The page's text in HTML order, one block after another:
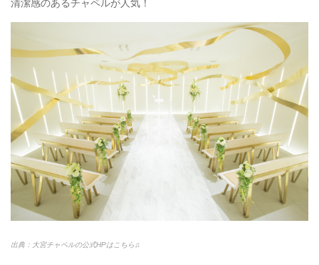
清潔感のあるチャペルが人気！
出典：大宮チャペルの公式HPはこちら♫